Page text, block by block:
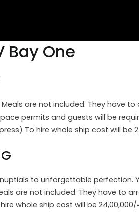
Bay One
are not included. They have
permits and guests will be
To hire whole ship cost will be
to unforgettable perfection.
are not included. They have to
whole ship cost will be 24,00,000/